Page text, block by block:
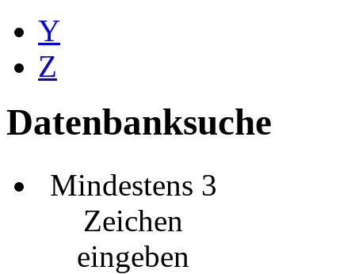
Y
Z
Datenbanksuche
Mindestens 3
Zeichen
eingeben